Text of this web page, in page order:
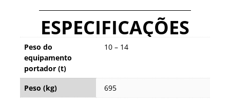
ESPECIFICAÇÕES
Peso do
equipamento
portador (t)
10 – 14
Peso (kg)
695